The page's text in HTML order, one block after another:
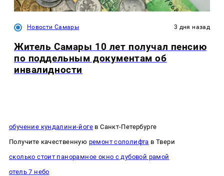
Новости Самары 3 дня назад
Житель Самары 10 лет получал пенсию
по поддельным документам об
инвалидности
обучение кундалини-йогев Санкт-Петербурге
Получите качественную ремонт сололифта в Твери
сколько стоит панорамное окно с дубовой рамой
отель 7 небо